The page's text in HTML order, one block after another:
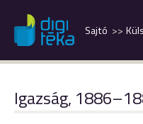
Sajtó
Igazság,